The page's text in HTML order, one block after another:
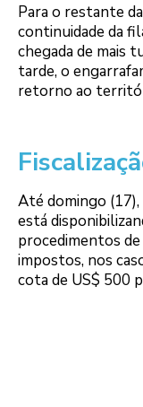
Para o restante
continuidade da
chegada de mais
tarde, o
retorno ao
Até domingo (17),
está
procedimentos
impostos, nos
cota de US$ 500